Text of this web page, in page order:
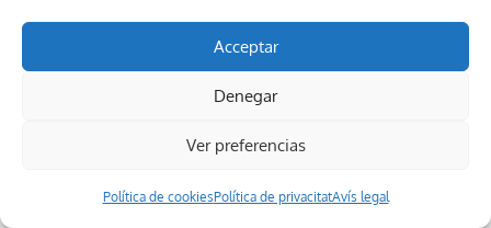
Acceptar
Denegar
Ver preferencias
Política de cookiesPolítica de privacitatAvís legal
Escolàpies Sabadell, estaràs al dia de la nostra oferta educativa i